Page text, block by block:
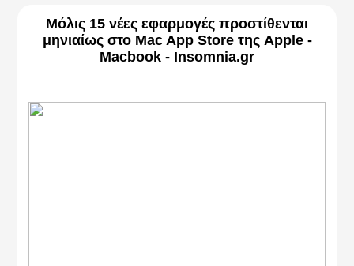
Μόλις 15 νέες εφαρμογές προστίθενται
μηνιαίως στο Mac App Store της Apple -
Macbook - Insomnia.gr